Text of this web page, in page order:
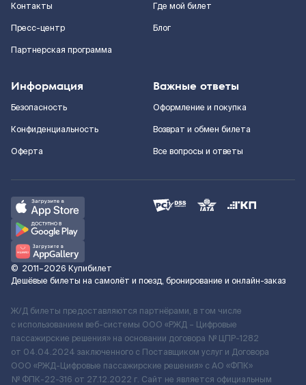
Контакты
Пресс-центр
Партнерская программа
Где мой билет
Блог
Информация
Безопасность
Конфиденциальность
Оферта
Важные ответы
Оформление и покупка
Возврат и обмен билета
Все вопросы и ответы
© 2011–2026 Купибилет
Дешёвые билеты на самолёт и поезд, бронирование и онлайн-заказ
Ж/Д билеты предоставляются партнёрами, в том числе
с использованием веб-системы ООО «РЖД – Цифровые
пассажирские решения» на основании договора № ЦПР-1282
от 04.04.2024 заключенного с Поставщиком услуг и Договора
ООО «РЖД-Цифровые пассажирские решения» c АО «ФПК»
№ ФПК-22-316 от 27.12.2022 г. Сайт не является официальным